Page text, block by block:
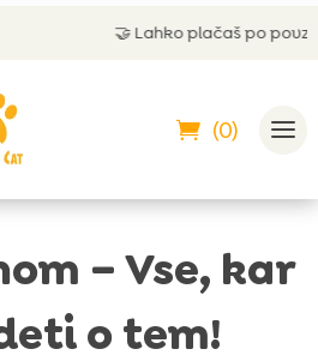
Lahko plačaš po povzetju
(0)
– Vse, kar
o tem!